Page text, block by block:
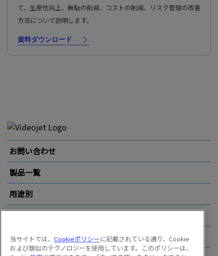
て、生産性向上、無駄の削減、コストの削減、リスク管理の改善
方法について説明します。
資料ダウンロード
お問い合わせ
製品一覧
用途別
その他のリンク
当サイトでは、 Cookieポリシーに記載されている通り、Cookie
および類似のテクノロジーを使用しています。このポリシーは、